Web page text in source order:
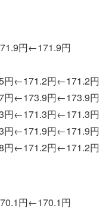
円←171.9円
←171.2円←171.2円
←173.9円←173.9円
←171.3円←171.3円
←171.9円←171.9円
←171.2円←171.2円
円←170.1円